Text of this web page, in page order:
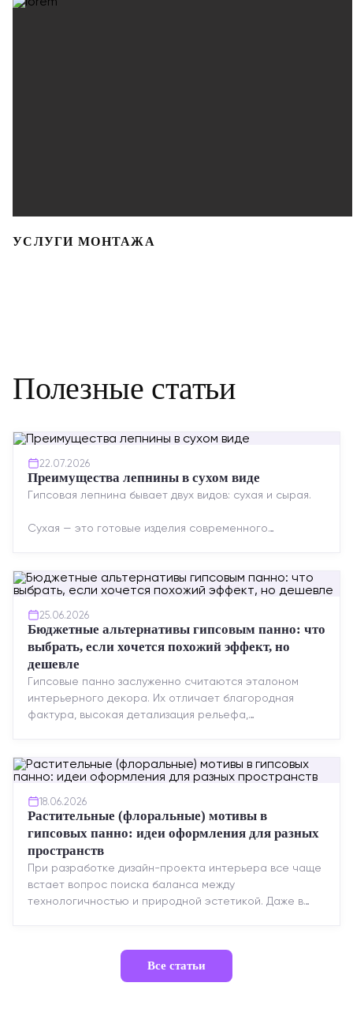
УСЛУГИ МОНТАЖА
Полезные статьи
22.07.2026
Преимущества лепнины в сухом виде
Гипсовая лепнина бывает двух видов: сухая и сырая.
Сухая — это готовые изделия современного
25.06.2026
Бюджетные альтернативы гипсовым панно: что
выбрать, если хочется похожий эффект, но
дешевле
Гипсовые панно заслуженно считаются эталоном
интерьерного декора. Их отличает благородная
фактура, высокая детализация рельефа,
18.06.2026
Растительные (флоральные) мотивы в
гипсовых панно: идеи оформления для разных
пространств
При разработке дизайн-проекта интерьера все чаще
встает вопрос поиска баланса между
технологичностью и природной эстетикой. Даже в
Все статьи